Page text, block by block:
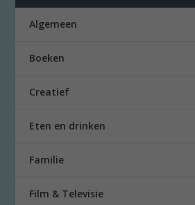
Algemeen
Boeken
Creatief
Eten en drinken
Familie
Film & Televisie